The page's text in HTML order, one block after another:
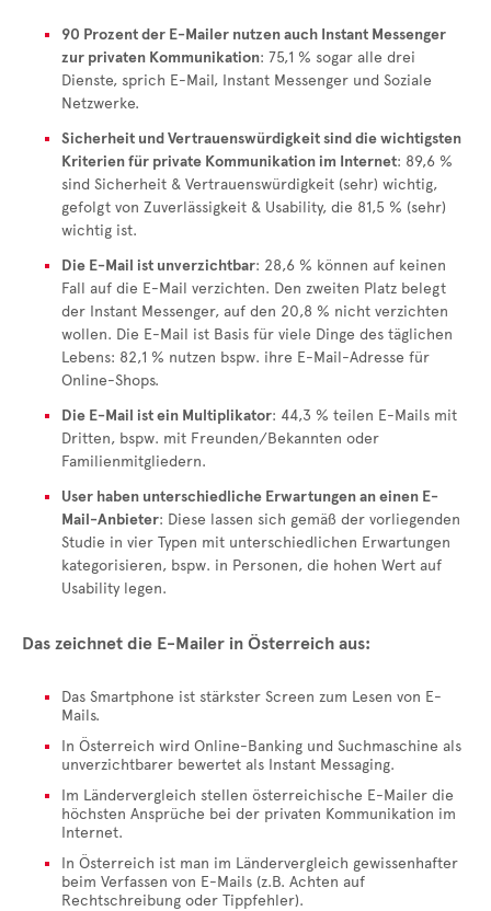
90 Prozent der E-Mailer nutzen auch Instant Messenger
zur privaten Kommunikation: 75,1 % sogar alle drei
Dienste, sprich E-Mail, Instant Messenger und Soziale
Netzwerke.
Sicherheit und Vertrauenswürdigkeit sind die wichtigsten
Kriterien für private Kommunikation im Internet: 89,6 %
sind Sicherheit & Vertrauenswürdigkeit (sehr) wichtig,
gefolgt von Zuverlässigkeit & Usability, die 81,5 % (sehr)
wichtig ist.
Die E-Mail ist unverzichtbar: 28,6 % können auf keinen
Fall auf die E-Mail verzichten. Den zweiten Platz belegt
der Instant Messenger, auf den 20,8 % nicht verzichten
wollen. Die E-Mail ist Basis für viele Dinge des täglichen
Lebens: 82,1 % nutzen bspw. ihre E-Mail-Adresse für
Online-Shops.
Die E-Mail ist ein Multiplikator: 44,3 % teilen E-Mails mit
Dritten, bspw. mit Freunden/Bekannten oder
Familienmitgliedern.
User haben unterschiedliche Erwartungen an einen E-
Mail-Anbieter: Diese lassen sich gemäß der vorliegenden
Studie in vier Typen mit unterschiedlichen Erwartungen
kategorisieren, bspw. in Personen, die hohen Wert auf
Usability legen.
Das zeichnet die E-Mailer in Österreich aus:
Das Smartphone ist stärkster Screen zum Lesen von E-
Mails.
In Österreich wird Online-Banking und Suchmaschine als
unverzichtbarer bewertet als Instant Messaging.
Im Ländervergleich stellen österreichische E-Mailer die
höchsten Ansprüche bei der privaten Kommunikation im
Internet.
In Österreich ist man im Ländervergleich gewissenhafter
beim Verfassen von E-Mails (z.B. Achten auf
Rechtschreibung oder Tippfehler).